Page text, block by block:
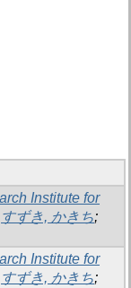
Institute for
すずき, かきち;
Institute for
すずき, かきち;